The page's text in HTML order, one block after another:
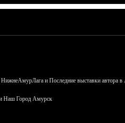
и Последние выставки автора
и Наш Город Амурск